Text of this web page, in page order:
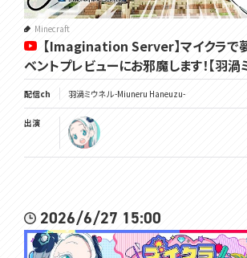
✿RPGなどのボリュームたっぷりなゲームを長期間
とも多いのですが、配信でも動画でも、Youtubeで
すい方法で視聴して頂けたらとても嬉しいです！
✿詳しい配信スケジュールはTwitterでお知らせして
更する事もありますのでこちらでご確認ください！
･･･････････････････････････････
Twitch✿https://www.twitch.tv/miuneru
GOODS✿https://voms.booth.pm/
Minecraft
【Imagination Server】マイクラで
ベントプレビューにお邪魔します！【羽渦
配信ch 羽渦ミウネル -Miuneru Haneuzu-
出演
2026/6/27 15:00